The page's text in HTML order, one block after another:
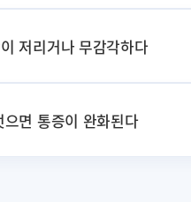
저리거나 무감각하다
으면 통증이 완화된다